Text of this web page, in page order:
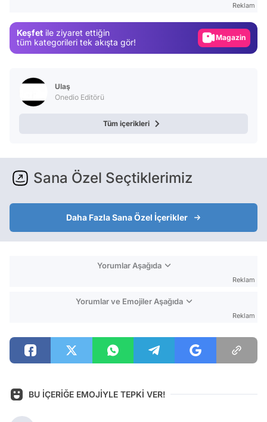
Reklam
Keşfet ile ziyaret ettiğin
tüm kategorileri tek akışta gör!
Magazin
Ulaş
Onedio Editörü
Tüm içerikleri
Sana Özel Seçtiklerimiz
Daha Fazla Sana Özel İçerikler
Yorumlar Aşağıda
Reklam
Yorumlar ve Emojiler Aşağıda
Reklam
BU İÇERİĞE EMOJİYLE TEPKİ VER!